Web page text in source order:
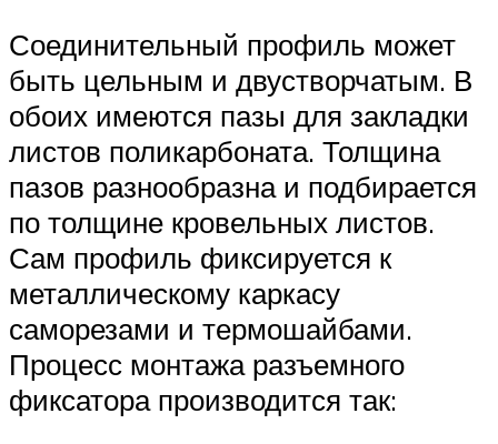
Соединительный профиль может
быть цельным и двустворчатым. В
обоих имеются пазы для закладки
листов поликарбоната. Толщина
пазов разнообразна и подбирается
по толщине кровельных листов.
Сам профиль фиксируется к
металлическому каркасу
саморезами и термошайбами.
Процесс монтажа разъемного
фиксатора производится так: